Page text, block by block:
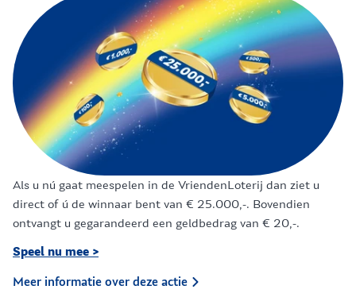
Als u nú gaat meespelen in de VriendenLoterij dan ziet u
direct of ú de winnaar bent van € 25.000,-. Bovendien
ontvangt u gegarandeerd een geldbedrag van € 20,-.
Speel nu mee >
Meer informatie over deze actie